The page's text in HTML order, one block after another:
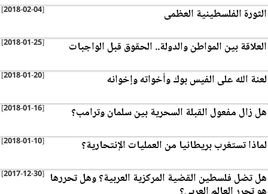
[2018-02-04] الثورة الفلسطينية العظمى
[2018-01-25] العلاقة بين المواطن والدولة.. الحقوق قبل الواجبات
[2018-01-20] لعنة الله على الفيس بوك وأخواته وإخوانه
[2018-01-16] هل زال مفعول القبلة السحرية بين سلمان وترامب؟
[2018-01-10] لماذا تستغرب بريطانيا من العمليات الإنتحارية؟
[2017-12-30] هل تضل فلسطين القضية المركزية العربية؟ وهل تحررها